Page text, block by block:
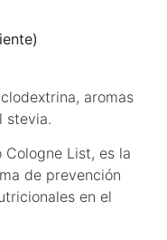
aromas
stevia.
List, es la
de prevención
en el